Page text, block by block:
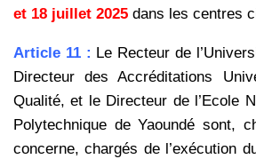
et 18 juillet 2025 dans les centres
Article 11 : Le Recteur de
Directeur des Accréditations
Qualité, et le Directeur de l’Ecole
Polytechnique de Yaoundé sont,
concerne, chargés de l’exécution